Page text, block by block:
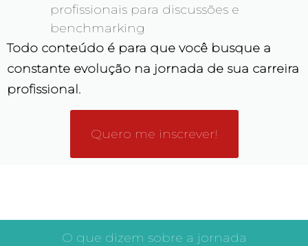
profissionais para discussões e
benchmarking
Todo conteúdo é para que você busque a
constante evolução na jornada de sua carreira
profissional.
Quero me inscrever!
O que dizem sobre a jornada